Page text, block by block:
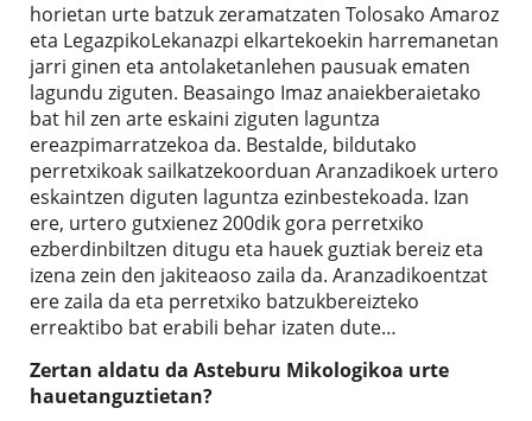
horietan urte batzuk zeramatzaten Tolosako Amaroz
eta LegazpikoLekanazpi elkartekoekin harremanetan
jarri ginen eta antolaketanlehen pausuak ematen
lagundu ziguten. Beasaingo Imaz anaiekberaietako
bat hil zen arte eskaini ziguten laguntza
ereazpimarratzekoa da. Bestalde, bildutako
perretxikoak sailkatzekoorduan Aranzadikoek urtero
eskaintzen diguten laguntza ezinbestekoada. Izan
ere, urtero gutxienez 200dik gora perretxiko
ezberdinbiltzen ditugu eta hauek guztiak bereiz eta
izena zein den jakiteaoso zaila da. Aranzadikoentzat
ere zaila da eta perretxiko batzukbereizteko
erreaktibo bat erabili behar izaten dute…
Zertan aldatu da Asteburu Mikologikoa urte
hauetanguztietan?